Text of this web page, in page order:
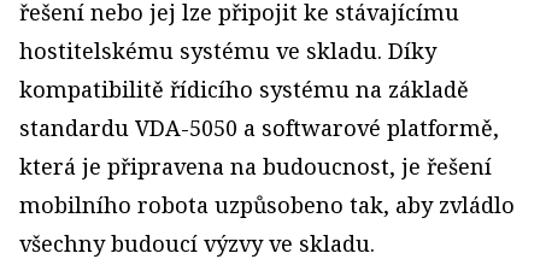
řešení nebo jej lze připojit ke stávajícímu
hostitelskému systému ve skladu. Díky
kompatibilitě řídicího systému na základě
standardu VDA-5050 a softwarové platformě,
která je připravena na budoucnost, je řešení
mobilního robota uzpůsobeno tak, aby zvládlo
všechny budoucí výzvy ve skladu.